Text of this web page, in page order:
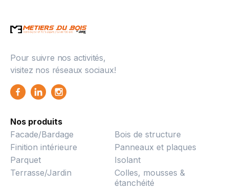
Pour suivre nos activités,
visitez nos réseaux sociaux!
Nos produits
Facade/Bardage
Finition intérieure
Parquet
Terrasse/Jardin
Bois de structure
Panneaux et plaques
Isolant
Colles, mousses &
étanchéité